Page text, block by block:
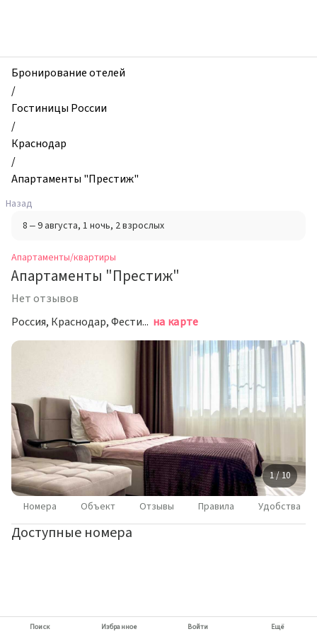
и
квартиры,
Апартаменты
"Престиж",
Краснодар,
Россия
Бронирование отелей
/
Гостиницы России
/
Краснодар
/
Апартаменты "Престиж"
Назад
8 – 9 августа, 1 ночь, 2 взрослых
Апартаменты/квартиры
Апартаменты "Престиж"
Нет отзывов
Россия, Краснодар, Фестивальный микрорайон, Дальний проезд, 11к1 на карте
1 / 10
Номера Объект Отзывы Правила Удобства
Доступные номера
Поиск Избранное Войти Ещё